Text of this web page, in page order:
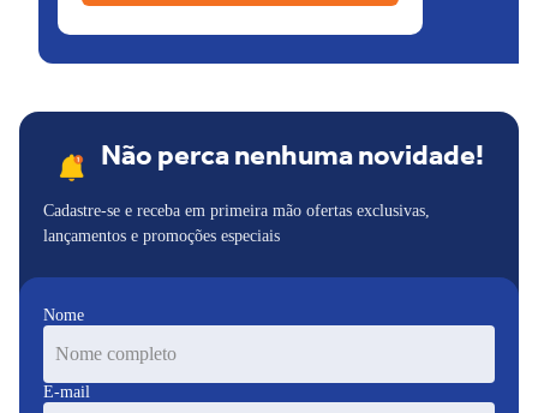
Não perca nenhuma novidade!
Cadastre-se e receba em primeira mão ofertas exclusivas,
lançamentos e promoções especiais
Nome
E-mail